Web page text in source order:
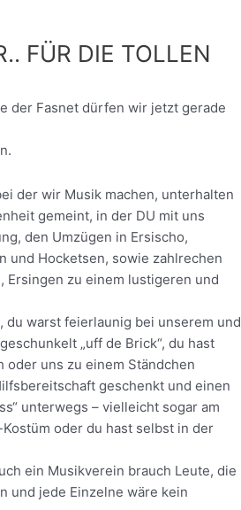
FÜR DIE TOLLEN
der Fasnet dürfen wir jetzt gerade
der wir Musik machen, unterhalten
gemeint, in der DU mit uns
den Umzügen in Ersischo,
und Hocketsen, sowie zahlrechen
Ersingen zu einem lustigeren und
du warst feierlaunig bei unserem und
„uff de Brick“, du hast
oder uns zu einem Ständchen
geschenkt und einen
unterwegs – vielleicht sogar am
oder du hast selbst in der
ein Musikverein brauch Leute, die
und jede Einzelne wäre kein